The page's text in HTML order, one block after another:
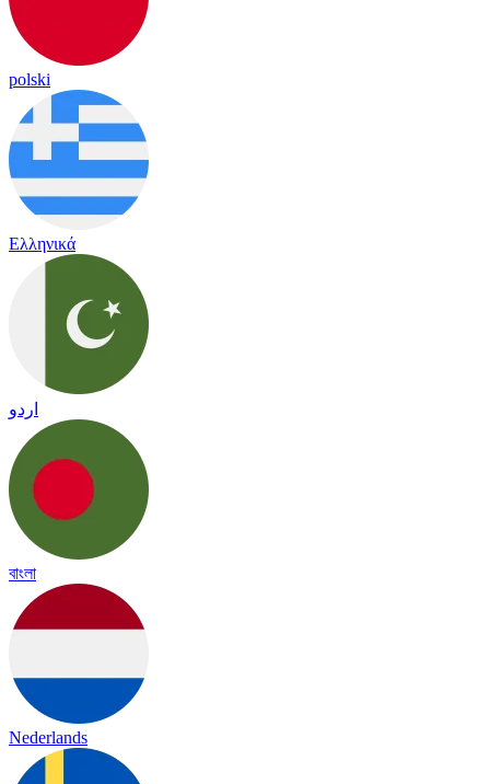
polski
Ελληνικά
اردو
বাংলা
Nederlands